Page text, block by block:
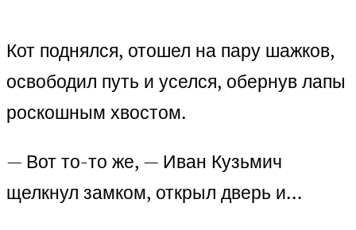
Кот поднялся, отошел на пару шажков,
освободил путь и уселся, обернув лапы
роскошным хвостом.
— Вот то-то же, — Иван Кузьмич
щелкнул замком, открыл дверь и…